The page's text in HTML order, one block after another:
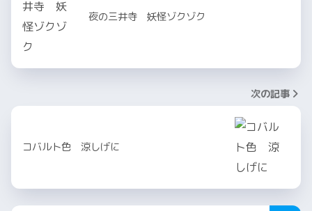
夜の三井寺 妖怪ゾクゾク
次の記事
コバルト色 涼しげに